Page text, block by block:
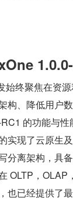
始终聚焦在资
构、降低用户
的功能与
实现了云原生
分离架构，具
OLTP，OLAP
也已经提供了最